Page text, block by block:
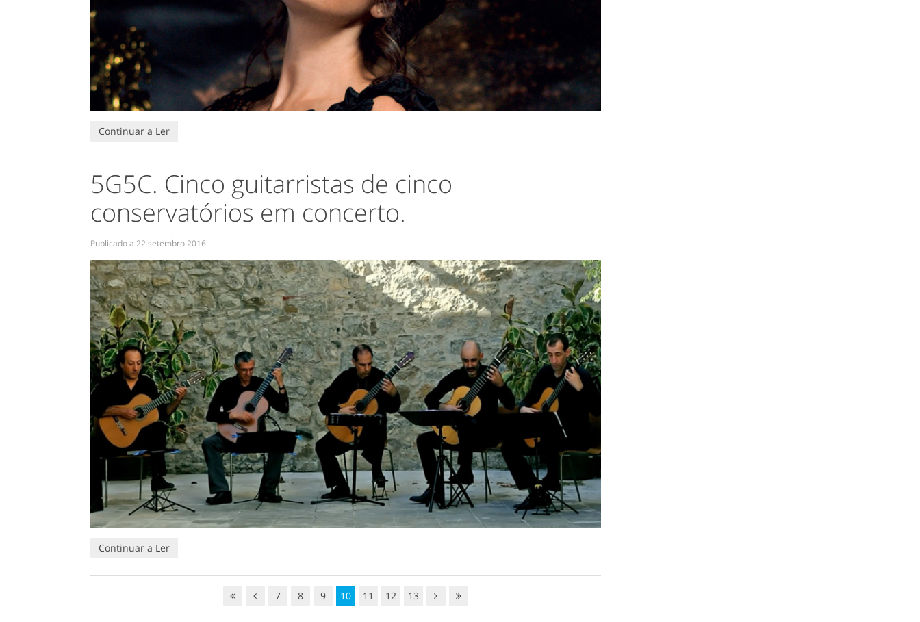
Continuar a Ler
5G5C. Cinco guitarristas de cinco
conservatórios em concerto.
Publicado a 22 setembro 2016
Continuar a Ler
7 8 9 10 11 12 13